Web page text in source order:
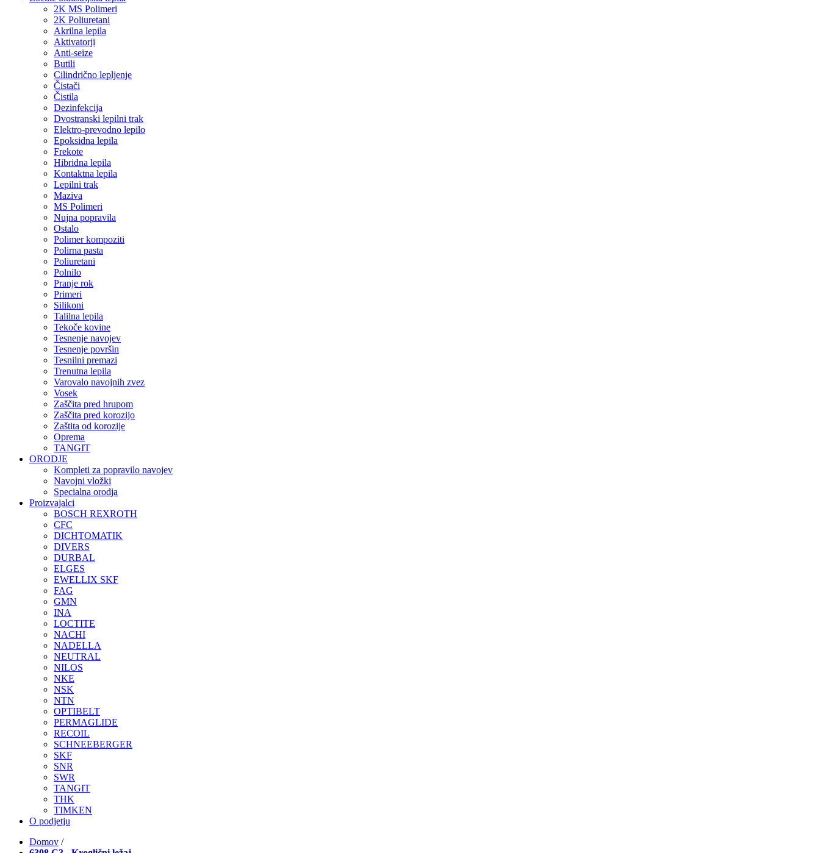
2K MS Polimeri
2K Poliuretani
Akrilna lepila
Aktivatorji
Anti-seize
Butili
Cilindrično lepljenje
Čistači
Čistila
Dezinfekcija
Dvostranski lepilni trak
Elektro-prevodno lepilo
Epoksidna lepila
Frekote
Hibridna lepila
Kontaktna lepila
Lepilni trak
Maziva
MS Polimeri
Nujna popravila
Ostalo
Polimer kompoziti
Polirna pasta
Poliuretani
Polnilo
Pranje rok
Primeri
Silikoni
Talilna lepila
Tekoče kovine
Tesnenje navojev
Tesnenje površin
Tesnilni premazi
Trenutna lepila
Varovalo navojnih zvez
Vosek
Zaščita pred hrupom
Zaščita pred korozijo
Zaštita od korozije
Oprema
TANGIT
ORODJE
Kompleti za popravilo navojev
Navojni vložki
Specialna orodja
Proizvajalci
BOSCH REXROTH
CFC
DICHTOMATIK
DIVERS
DURBAL
ELGES
EWELLIX SKF
FAG
GMN
INA
LOCTITE
NACHI
NADELLA
NEUTRAL
NILOS
NKE
NSK
NTN
OPTIBELT
PERMAGLIDE
RECOIL
SCHNEEBERGER
SKF
SNR
SWR
TANGIT
THK
TIMKEN
O podjetju
Domov /